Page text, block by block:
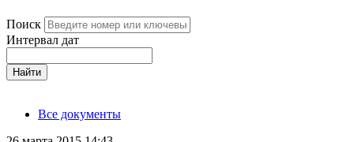
Поиск
Интервал дат
Найти
Все документы